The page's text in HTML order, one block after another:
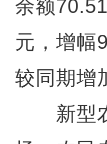
余额
元，增幅
较同期增
新型农